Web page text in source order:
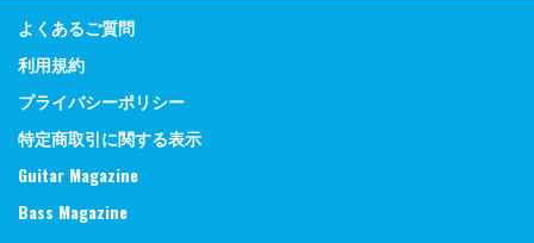
よくあるご質問
利用規約
プライバシーポリシー
特定商取引に関する表示
Guitar Magazine
Bass Magazine